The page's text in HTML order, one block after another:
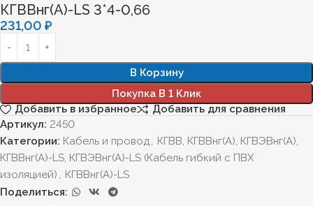
КГВВнг(А)-LS 3*4-0,66
231,00 ₽
В Корзину
Покупка В 1 Клик
Добавить в избранное
Добавить для сравнения
Артикул: 2450
Категории: Кабель и провод, КГВВ, КГВВнг(А), КГВЭВнг(А),
КГВВнг(А)-LS, КГВЭВнг(А)-LS (Кабель гибкий с ПВХ
изоляцией) , КГВВнг(А)-LS
Поделиться: